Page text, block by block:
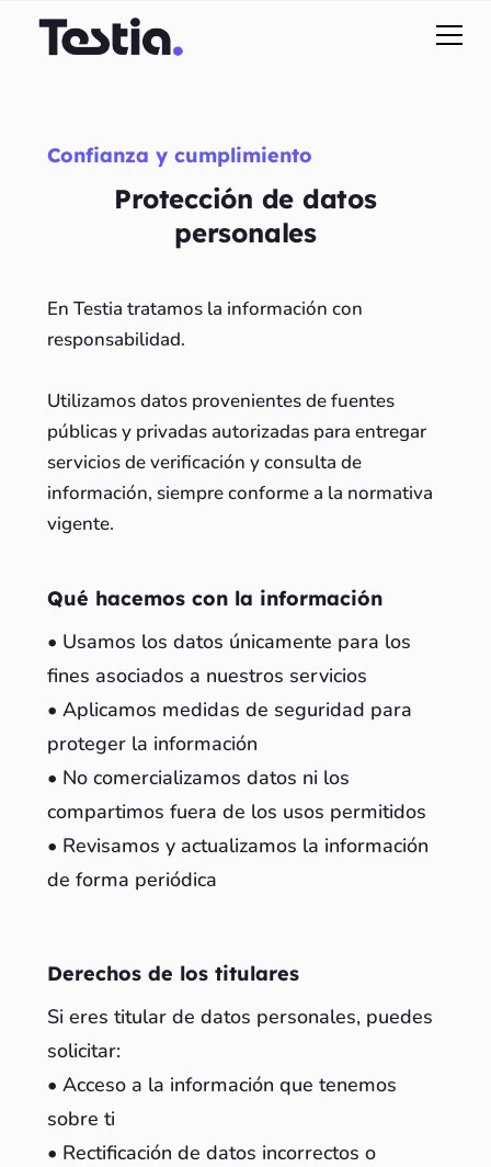
Confianza y cumplimiento
Protección de datos
personales
En Testia tratamos la información con
responsabilidad.
Utilizamos datos provenientes de fuentes
públicas y privadas autorizadas para entregar
servicios de verificación y consulta de
información, siempre conforme a la normativa
vigente.
Qué hacemos con la información
• Usamos los datos únicamente para los
fines asociados a nuestros servicios
• Aplicamos medidas de seguridad para
proteger la información
• No comercializamos datos ni los
compartimos fuera de los usos permitidos
• Revisamos y actualizamos la información
de forma periódica
Derechos de los titulares
Si eres titular de datos personales, puedes
solicitar:
• Acceso a la información que tenemos
sobre ti
• Rectificación de datos incorrectos o